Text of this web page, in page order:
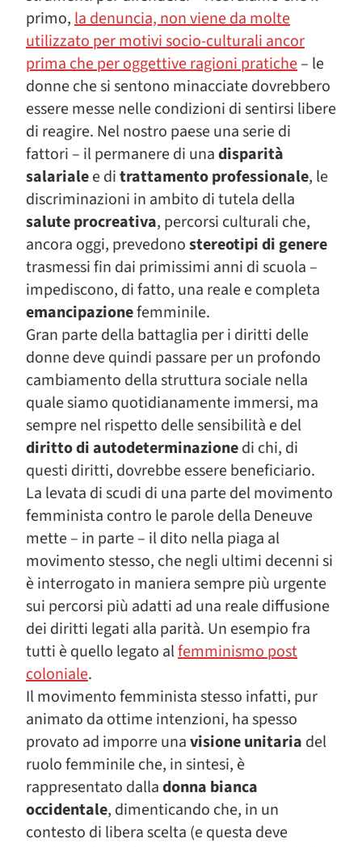
primo,la denuncia, non viene da molte
utilizzato per motivi socio-culturali ancor
prima che per oggettive ragioni pratiche– le
donne che si sentono minacciate dovrebbero
essere messe nelle condizioni di sentirsi libere
di reagire. Nel nostro paese una serie di
fattori – il permanere di unadisparità
salarialee ditrattamento professionale, le
discriminazioni in ambito di tutela della
salute procreativa, percorsi culturali che,
ancora oggi, prevedonostereotipi di genere
trasmessi fin dai primissimi anni di scuola –
impediscono, di fatto, una reale e completa
emancipazionefemminile.
Gran parte della battaglia per i diritti delle
donne deve quindi passare per un profondo
cambiamento della struttura sociale nella
quale siamo quotidianamente immersi, ma
sempre nel rispetto delle sensibilità e del
diritto di autodeterminazionedi chi, di
questi diritti, dovrebbe essere beneficiario.
La levata di scudi di una parte del movimento
femminista contro le parole della Deneuve
mette – in parte – il dito nella piaga al
movimento stesso, che negli ultimi decenni si
è interrogato in maniera sempre più urgente
sui percorsi più adatti ad una reale diffusione
dei diritti legati alla parità. Un esempio fra
tutti è quello legato alfemminismo post
coloniale.
Il movimento femminista stesso infatti, pur
animato da ottime intenzioni, ha spesso
provato ad imporre unavisione unitaria del
ruolo femminile che, in sintesi, è
rappresentato dalladonna bianca
occidentale, dimenticando che, in un
contesto di libera scelta (e questa deve